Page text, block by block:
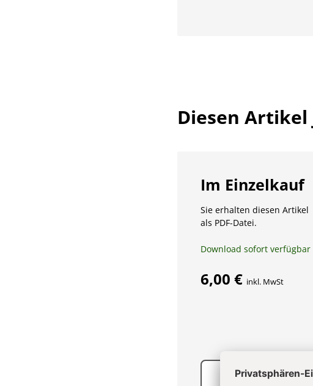
Diesen
Im Einzelkauf
Sie erhalten diesen Artikel
als PDF-Datei.
Download sofort verfügbar
6,00 € inkl. MwSt
PDF bestellen